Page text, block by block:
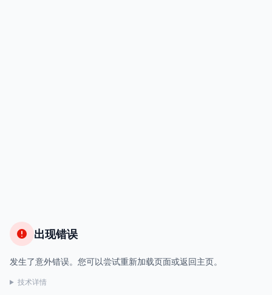
出现错误
发生了意外错误。您可以尝试重新加载页面或返回主页。
技术详情